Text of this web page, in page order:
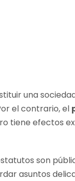
una
el contrario, el
tiene efectos
son
asuntos